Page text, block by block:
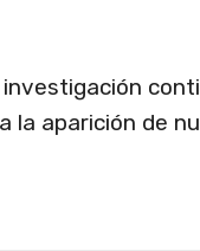
investigación
la aparición de